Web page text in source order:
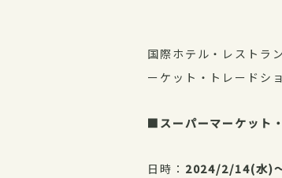
国際ホテル・レストラ
ーケット・トレードシ
■スーパーマーケット
日時： 2024/2/14(水)